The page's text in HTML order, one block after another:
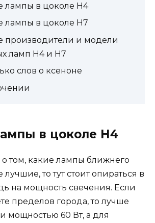
лампы в цоколе H4
лампы в цоколе H7
производители и модели
ламп H4 и H7
слов о ксеноне
в цоколе H4
о том, какие лампы ближнего
лучшие, то тут стоит опираться в
на мощность свечения. Если
пределов города, то лучше
мощностью 60 Вт, а для